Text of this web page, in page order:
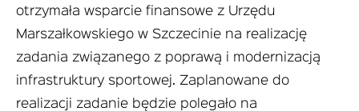
otrzymała wsparcie finansowe z Urzędu
Marszałkowskiego w Szczecinie na realizację
zadania związanego z poprawą i modernizacją
infrastruktury sportowej. Zaplanowane do
realizacji zadanie będzie polegało na